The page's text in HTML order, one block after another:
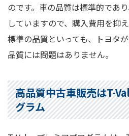
のです。車の品質は標準的であ
していますので、購入費用を抑
標準の品質といっても、トヨタ
品質には問題はありません。
高品質中古車販売はT-
グラム